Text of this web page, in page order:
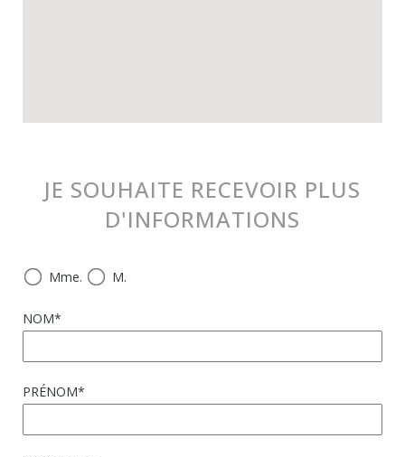
JE SOUHAITE RECEVOIR PLUS
D'INFORMATIONS
Mme. M.
NOM*
PRÉNOM*